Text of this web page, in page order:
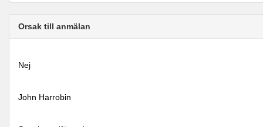
Orsak till anmälan
Nej
John Harrobin